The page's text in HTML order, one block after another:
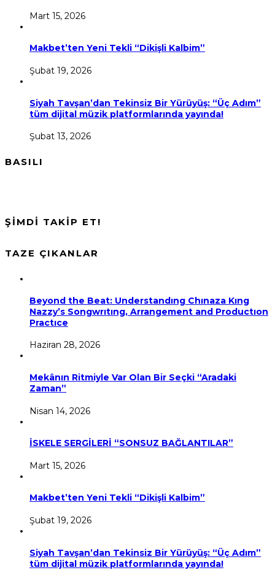
Mart 15, 2026
Makbet’ten Yeni Tekli “Dikişli Kalbim”
Şubat 19, 2026
Siyah Tavşan’dan Tekinsiz Bir Yürüyüş: “Üç Adım”
tüm dijital müzik platformlarında yayında!
Şubat 13, 2026
BASILI
ŞİMDİ TAKİP ET!
TAZE ÇIKANLAR
Beyond the Beat: Understandıng Chınaza Kıng
Nazzy’s Songwrıtıng, Arrangement and Productıon
Practıce
Haziran 28, 2026
Mekânın Ritmiyle Var Olan Bir Seçki “Aradaki
Zaman”
Nisan 14, 2026
İSKELE SERGİLERİ “SONSUZ BAĞLANTILAR”
Mart 15, 2026
Makbet’ten Yeni Tekli “Dikişli Kalbim”
Şubat 19, 2026
Siyah Tavşan’dan Tekinsiz Bir Yürüyüş: “Üç Adım”
tüm dijital müzik platformlarında yayında!